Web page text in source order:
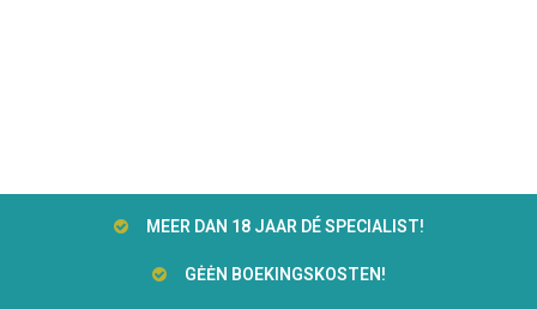
MEER DAN 18 JAAR DÉ SPECIALIST!
GĖĖN BOEKINGSKOSTEN!